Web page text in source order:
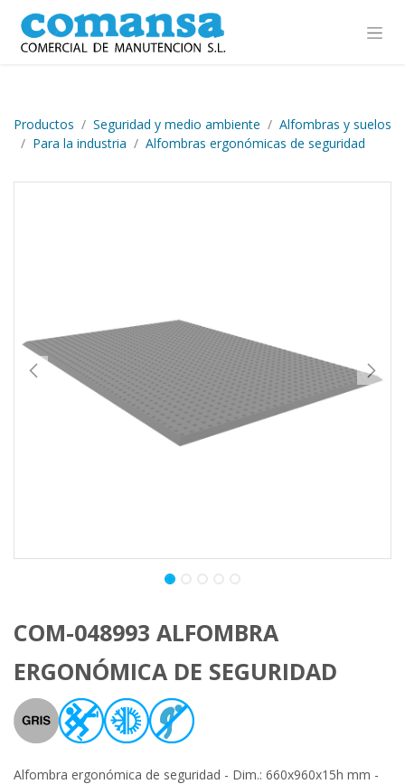
Ir al contenido
Productos Seguridad y medio ambiente
Alfombras y suelos
Para la industria
Alfombras ergonómicas de seguridad
COM-048993 ALFOMBRA
ERGONÓMICA DE SEGURIDAD
Alfombra ergonómica de seguridad - Dim.: 660x960x15h mm -